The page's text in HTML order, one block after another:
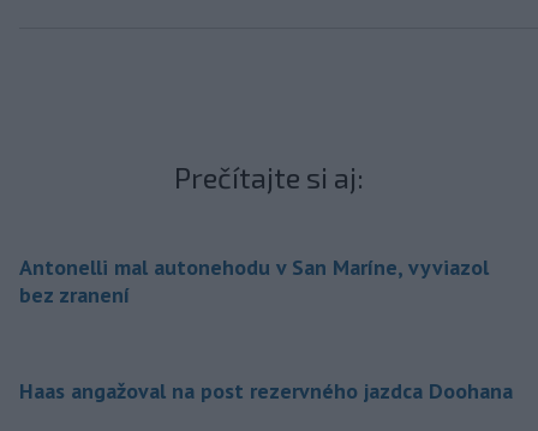
Prečítajte si aj:
Antonelli mal autonehodu v San Maríne, vyviazol
bez zranení
Haas angažoval na post rezervného jazdca Doohana